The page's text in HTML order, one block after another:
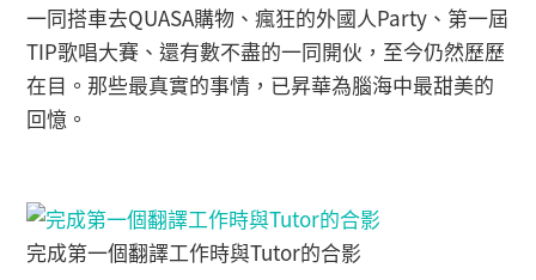
一同搭車去QUASA購物、瘋狂的外國人Party、第一屆
TIP歌唱大賽、還有數不盡的一同開伙，至今仍然歷歷
在目。那些最真實的事情，已昇華為腦海中最甜美的
回憶。
完成第一個翻譯工作時與Tutor的合影